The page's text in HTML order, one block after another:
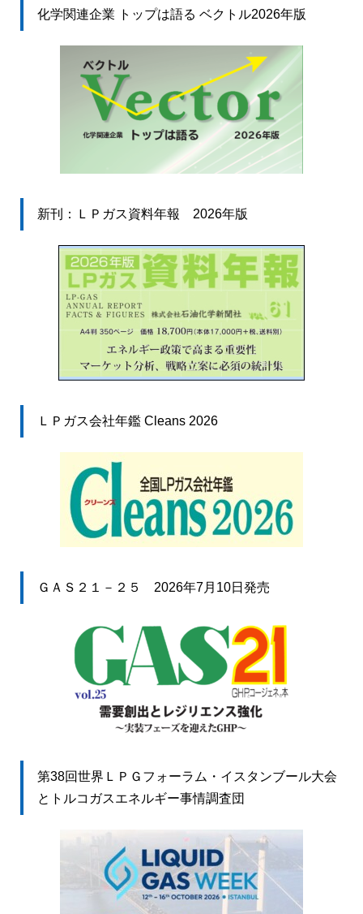
化学関連企業 トップは語る ベクトル2026年版
新刊：ＬＰガス資料年報 2026年版
ＬＰガス会社年鑑 Cleans 2026
ＧＡＳ２１－２５ 2026年7月10日発売
第38回世界ＬＰＧフォーラム・イスタンブール大会
とトルコガスエネルギー事情調査団